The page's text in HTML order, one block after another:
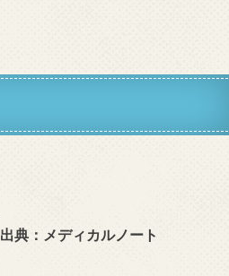
出典：メディカルノート